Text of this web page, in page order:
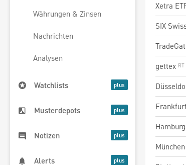
Währungen & Zinsen
Nachrichten
Analysen
Watchlists
Musterdepots
Notizen
Alerts
Xetra
SIX
gettex
Hamburg
München